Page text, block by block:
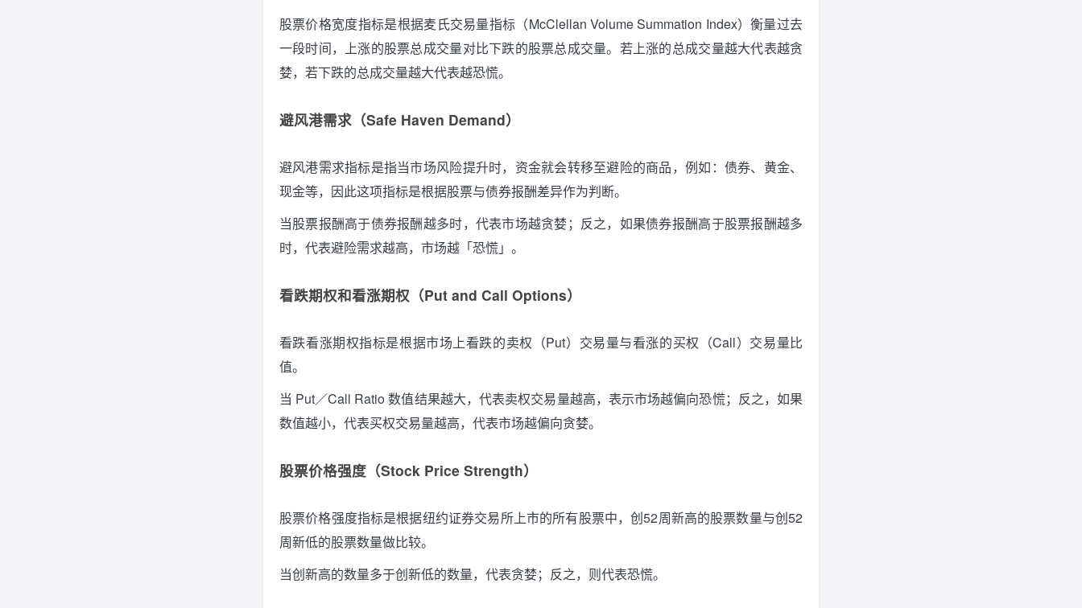
股票价格宽度指标是根据麦氏交易量指标（McClellan Volume Summation Index）衡量过去
一段时间，上涨的股票总成交量对比下跌的股票总成交量。若上涨的总成交量越大代表越贪
婪，若下跌的总成交量越大代表越恐慌。
避风港需求（Safe Haven Demand）
避风港需求指标是指当市场风险提升时，资金就会转移至避险的商品，例如：债券、黄金、
现金等，因此这项指标是根据股票与债券报酬差异作为判断。
当股票报酬高于债券报酬越多时，代表市场越贪婪；反之，如果债券报酬高于股票报酬越多
时，代表避险需求越高，市场越「恐慌」。
看跌期权和看涨期权（Put and Call Options）
看跌看涨期权指标是根据市场上看跌的卖权（Put）交易量与看涨的买权（Call）交易量比
值。
当 Put／Call Ratio 数值结果越大，代表卖权交易量越高，表示市场越偏向恐慌；反之，如果
数值越小，代表买权交易量越高，代表市场越偏向贪婪。
股票价格强度（Stock Price Strength）
股票价格强度指标是根据纽约证券交易所上市的所有股票中，创52周新高的股票数量与创52
周新低的股票数量做比较。
当创新高的数量多于创新低的数量，代表贪婪；反之，则代表恐慌。